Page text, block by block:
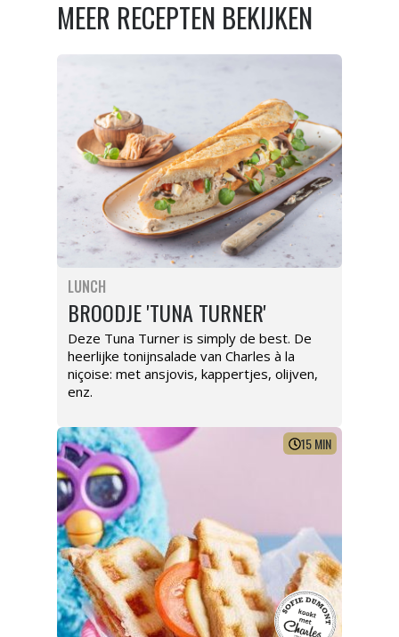
MEER RECEPTEN BEKIJKEN
LUNCH
BROODJE 'TUNA TURNER'
Deze Tuna Turner is simply de best. De
heerlijke tonijnsalade van Charles à la
niçoise: met ansjovis, kappertjes, olijven,
enz.
15MIN